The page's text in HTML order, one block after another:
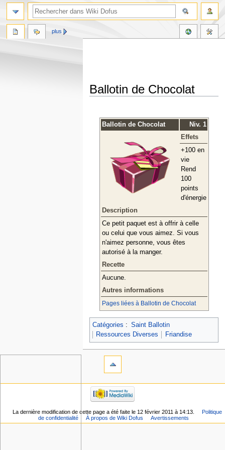
Ballotin de Chocolat
Ballotin de Chocolat
Niv. 1
Effets
+100 en
vie
Rend
100
points
d'énergie
Description
Ce petit paquet est à offrir à celle
ou celui que vous aimez. Si vous
n'aimez personne, vous êtes
autorisé à la manger.
Recette
Aucune.
Autres informations
Pages liées à Ballotin de Chocolat
Catégories : Saint Ballotin
Ressources Diverses
Friandise
plus
La dernière modification de cette page a été faite le 12 février 2011 à 14:13.
Politique
de confidentialité
À propos de Wiki Dofus Avertissements